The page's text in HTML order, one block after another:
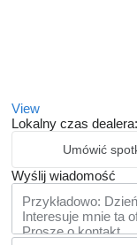
View
Lokalny czas
Umówić
Wyślij wiadomość